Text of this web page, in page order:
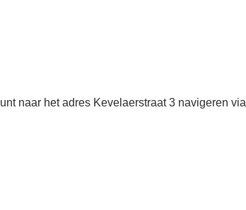
naar het adres Kevelaerstraat 3 navigeren via